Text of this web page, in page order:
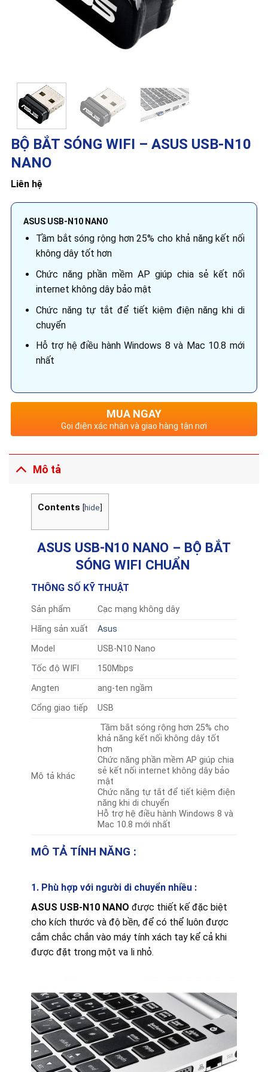
BỘ BẮT SÓNG WIFI – ASUS USB-N10
NANO
Liên hệ
ASUS USB-N10 NANO
Tầm bắt sóng rộng hơn 25% cho khả năng kết nối
không dây tốt hơn
Chức năng phần mềm AP giúp chia sẻ kết nối
internet không dây bảo mật
Chức năng tự tắt để tiết kiệm điện năng khi di
chuyển
Hỗ trợ hệ điều hành Windows 8 và Mac 10.8 mới
nhất
MUA NGAY
Gọi điện xác nhận và giao hàng tận nơi
Mô tả
Contents [hide]
ASUS USB-N10 NANO – BỘ BẮT
SÓNG WIFI CHUẨN
THÔNG SỐ KỸ THUẬT
Sản phẩm
Cạc mạng không dây
Hãng sản xuất
Asus
Model
USB-N10 Nano
Tốc độ WIFI
150Mbps
Angten
ang-ten ngầm
Cổng giao tiếp
USB
Mô tả khác
Tầm bắt sóng rộng hơn 25% cho
khả năng kết nối không dây tốt
hơn
Chức năng phần mềm AP giúp chia
sẻ kết nối internet không dây bảo
mật
Chức năng tự tắt để tiết kiệm điện
năng khi di chuyển
Hỗ trợ hệ điều hành Windows 8 và
Mac 10.8 mới nhất
MÔ TẢ TÍNH NĂNG :
1. Phù hợp với người di chuyển nhiều :
ASUS USB-N10 NANO được thiết kế đặc biệt
cho kích thước và độ bền, để có thể luôn được
cắm chắc chắn vào máy tính xách tay kể cả khi
được đặt trong một va li nhỏ.